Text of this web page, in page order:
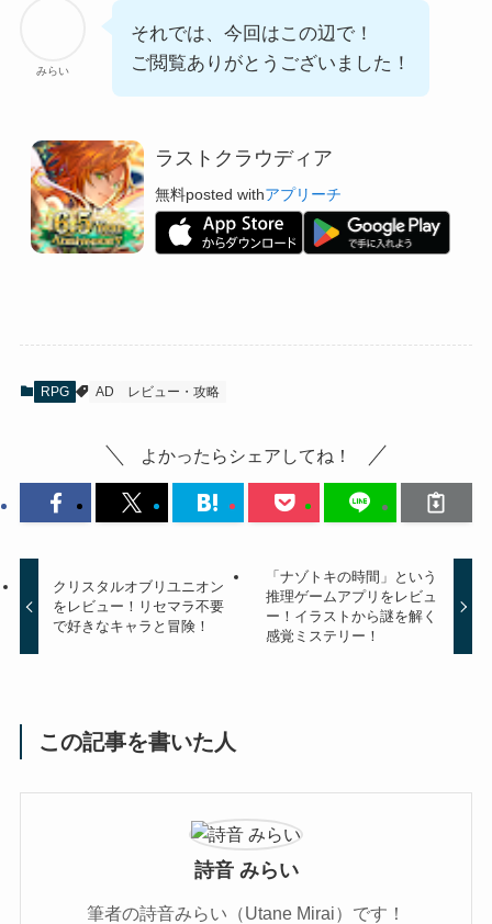
みらい
それでは、今回はこの辺で！
ご閲覧ありがとうございました！
ラストクラウディア
無料posted withアプリーチ
RPG AD レビュー・攻略
よかったらシェアしてね！
クリスタルオブリユニオン
をレビュー！リセマラ不要
で好きなキャラと冒険！
「ナゾトキの時間」という
推理ゲームアプリをレビュ
ー！イラストから謎を解く
感覚ミステリー！
この記事を書いた人
詩音 みらい
筆者の詩音みらい（Utane Mirai）です！